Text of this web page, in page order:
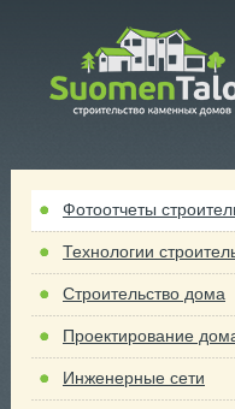
Фотоотчеты
Технологии
Строительство дома
Проектирование
Инженерные сети